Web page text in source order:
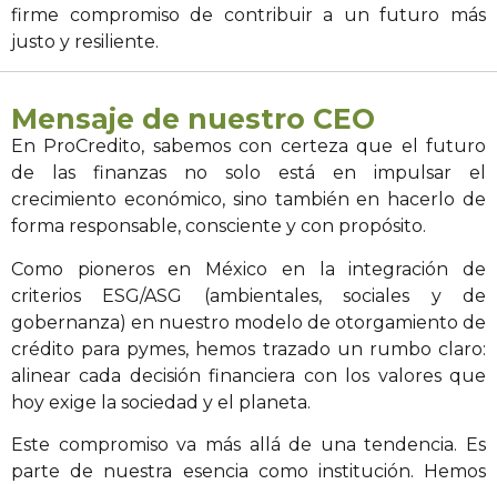
firme compromiso de contribuir a un futuro más
justo y resiliente.
Mensaje de nuestro CEO
En ProCredito, sabemos con certeza que el futuro
de las finanzas no solo está en impulsar el
crecimiento económico, sino también en hacerlo de
forma responsable, consciente y con propósito.
Como pioneros en México en la integración de
criterios ESG/ASG (ambientales, sociales y de
gobernanza) en nuestro modelo de otorgamiento de
crédito para pymes, hemos trazado un rumbo claro:
alinear cada decisión financiera con los valores que
hoy exige la sociedad y el planeta.
Este compromiso va más allá de una tendencia. Es
parte de nuestra esencia como institución. Hemos